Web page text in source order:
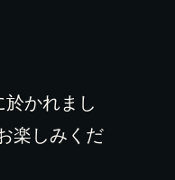
かれまし
楽しみくだ